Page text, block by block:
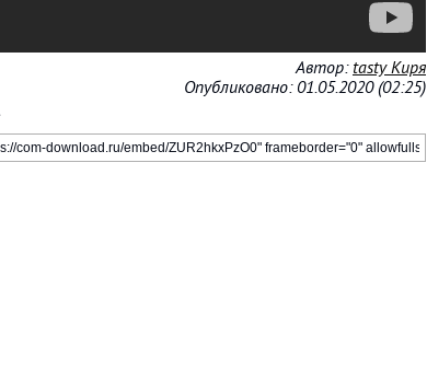
Автор: tasty Киря
Опубликовано: 01.05.2020 (02:25)